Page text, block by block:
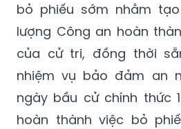
bỏ phiếu sớm nhằm
lượng Công an hoàn
của cử tri, đồng thời
nhiệm vụ bảo đảm an
ngày bầu cử chính thức
hoàn thành việc bỏ